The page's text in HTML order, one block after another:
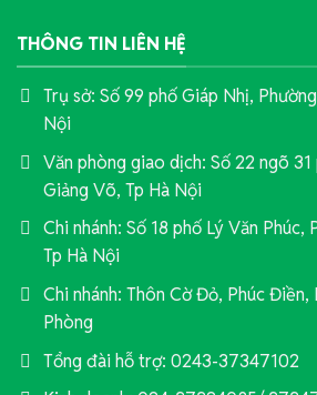
THÔNG TIN LIÊN HỆ
Trụ sở: Số 99 phố Giáp Nhị,
Nội
Văn phòng giao dịch: Số 22 ngõ
Giảng Võ, Tp Hà Nội
Chi nhánh: Số 18 phố Lý Văn Phúc,
Tp Hà Nội
Chi nhánh: Thôn Cờ Đỏ, Phúc Điền,
Phòng
Tổng đài hỗ trợ: 0243-37347102